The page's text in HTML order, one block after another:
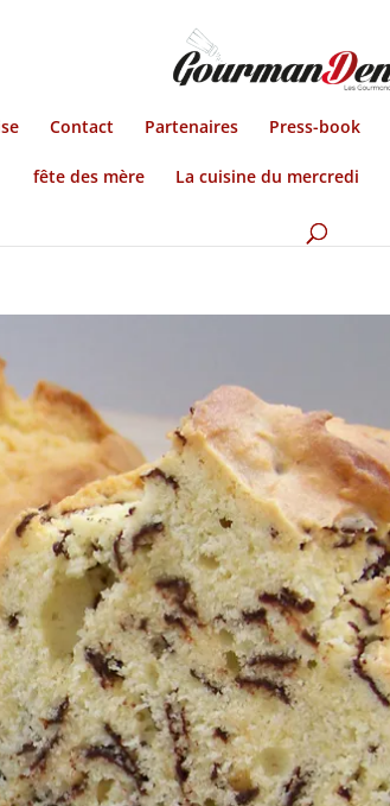
Contact Partenaires Press-book
fête des mère La cuisine du mercredi